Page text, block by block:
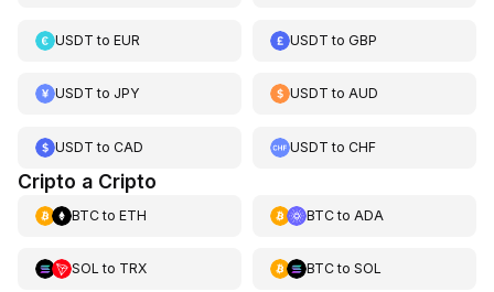
USDT to EUR USDT toGBP
USDT to JPY USDT toAUD
USDT to CAD USDT toCHF
Cripto a Cripto
BTCto ETH BTCto ADA
SOL to TRX BTCto SOL